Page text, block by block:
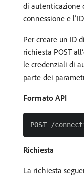
di autenticazione
connessione e
Per creare un ID
richiesta POST
le credenziali di
parte dei
Formato API
Richiesta
La richiesta